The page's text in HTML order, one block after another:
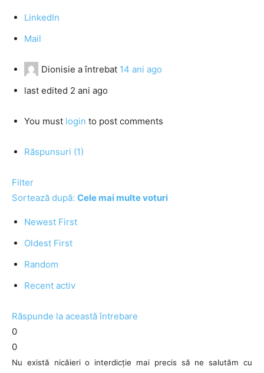
LinkedIn
Mail
Dionisie a întrebat 14 ani ago
last edited 2 ani ago
You must login to post comments
Răspunsuri (1)
Filter
Sortează după: Cele mai multe voturi
Newest First
Oldest First
Random
Recent activ
Răspunde la această întrebare
0
0
Nu există nicăieri o interdicție mai precis să ne salutăm cu